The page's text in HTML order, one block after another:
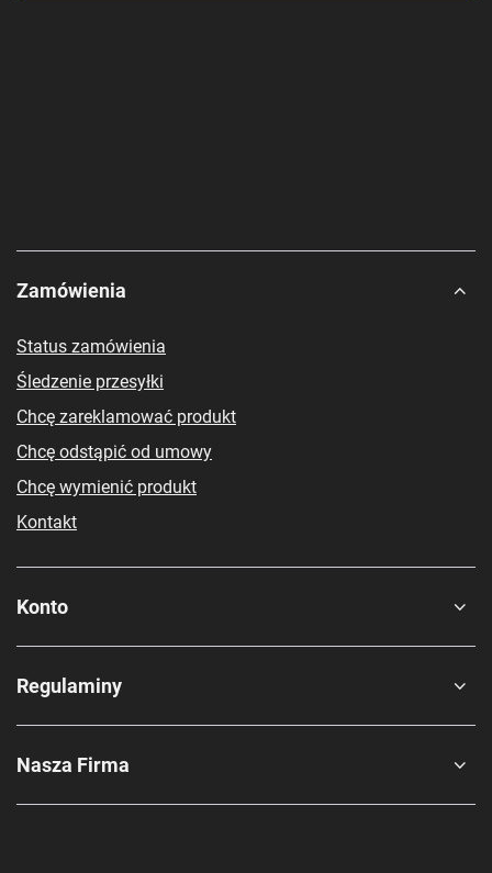
Zamówienia
Status zamówienia
Śledzenie przesyłki
Chcę zareklamować produkt
Chcę odstąpić od umowy
Chcę wymienić produkt
Kontakt
Konto
Regulaminy
Nasza Firma